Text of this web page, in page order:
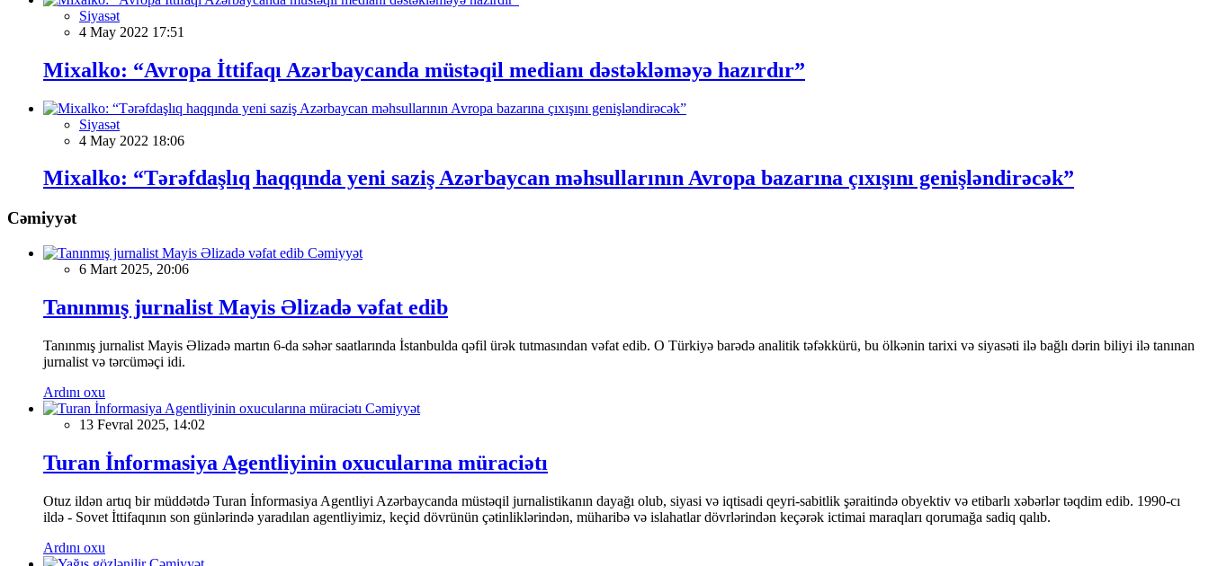
Siyasət
4 May 2022 17:51
Mixalko: “Avropa İttifaqı Azərbaycanda müstəqil medianı dəstəkləməyə hazırdır”
Siyasət
4 May 2022 18:06
Mixalko: “Tərəfdaşlıq haqqında yeni saziş Azərbaycan məhsullarının Avropa bazarına çıxışını genişləndirəcək”
Cəmiyyət
Cəmiyyət
6 Mart 2025, 20:06
Tanınmış jurnalist Mayis Əlizadə vəfat edib
Tanınmış jurnalist Mayis Əlizadə martın 6-da səhər saatlarında İstanbulda qəfil ürək tutmasından vəfat edib. O Türkiyə barədə analitik təfəkkürü, bu ölkənin tarixi və siyasəti ilə bağlı dərin biliyi ilə tanınan
jurnalist və tərcüməçi idi.
Ardını oxu
Cəmiyyət
13 Fevral 2025, 14:02
Turan İnformasiya Agentliyinin oxucularına müraciətı
Otuz ildən artıq bir müddətdə Turan İnformasiya Agentliyi Azərbaycanda müstəqil jurnalistikanın dayağı olub, siyasi və iqtisadi qeyri-sabitlik şəraitində obyektiv və etibarlı xəbərlər təqdim edib. 1990-cı
ildə - Sovet İttifaqının son günlərində yaradılan agentliyimiz, keçid dövrünün çətinliklərindən, müharibə və islahatlar dövrlərindən keçərək ictimai maraqları qorumağa sadiq qalıb.
Ardını oxu